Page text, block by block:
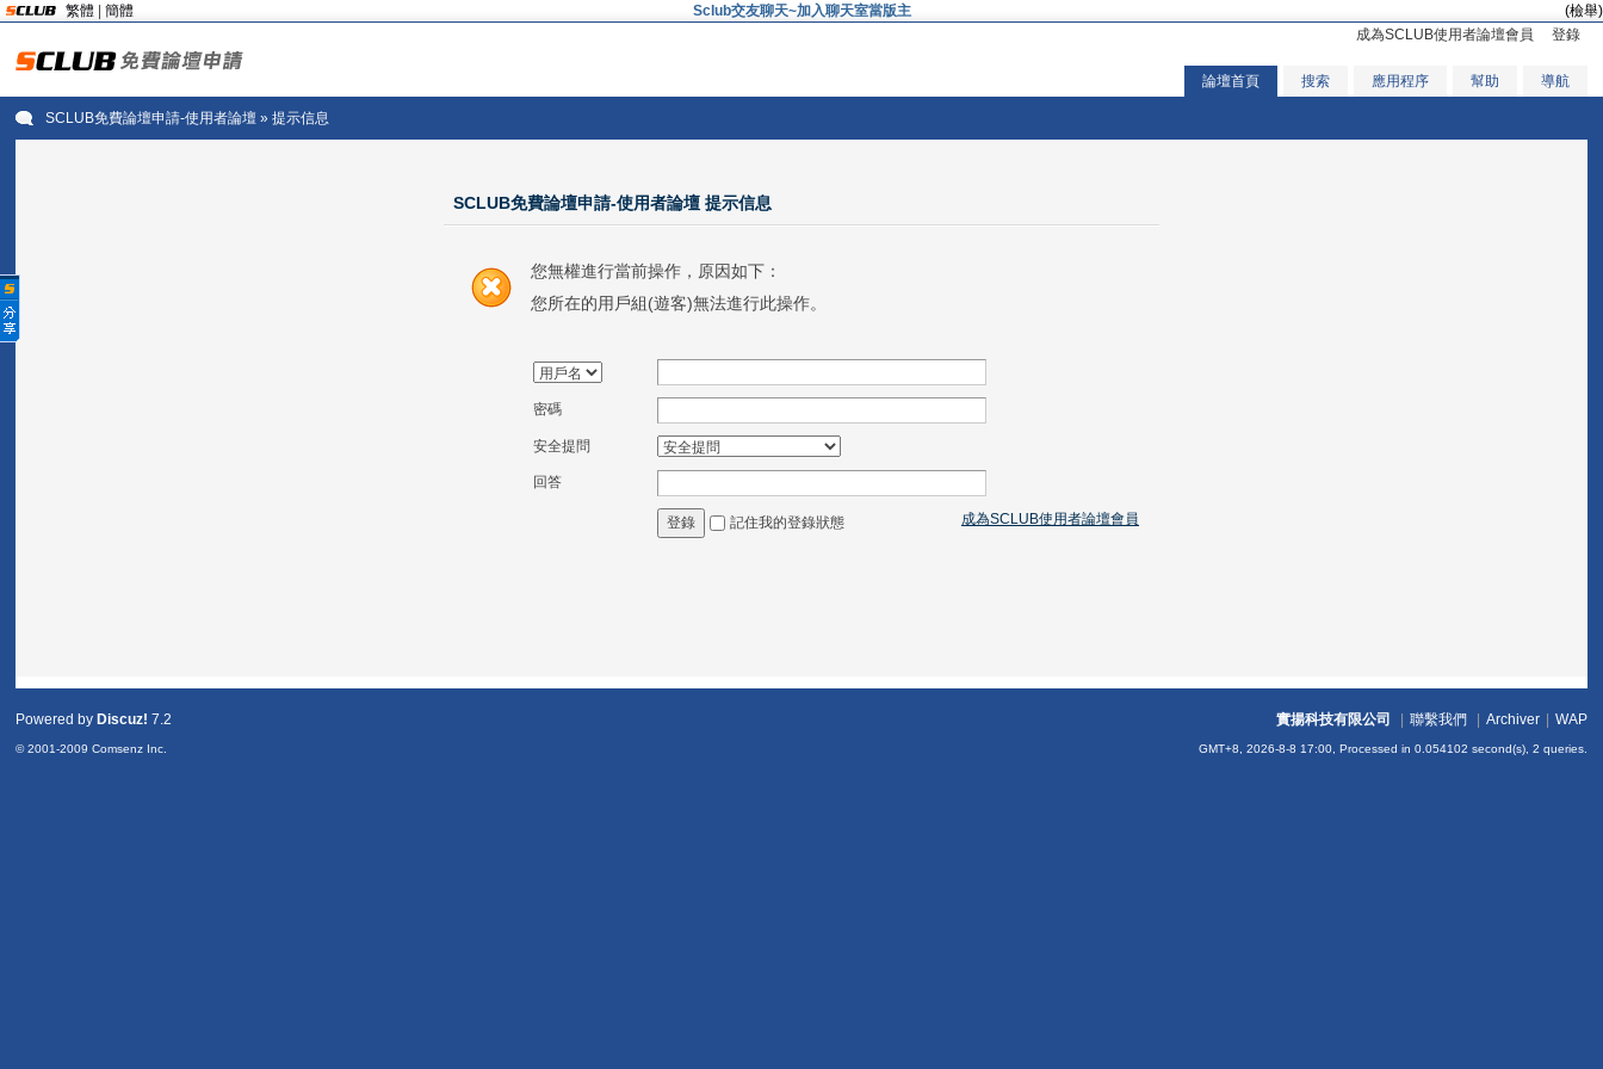
繁體 簡體 Sclub交友聊天~加入聊天室當版主
(檢舉)
成為SCLUB使用者論壇會員
登錄
論壇首頁 搜索 應用程序 幫助 導航
SCLUB免費論壇申請-使用者論壇 » 提示信息
SCLUB免費論壇申請-使用者論壇 提示信息
您無權進行當前操作，原因如下：
您所在的用戶組(遊客)無法進行此操作。
密碼
安全提問
回答
成為SCLUB使用者論壇會員
登錄 記住我的登錄狀態
實揚科技有限公司 聯繫我們 Archiver WAP
GMT+8, 2026-8-8 17:00, Processed in 0.054102 second(s), 2 queries.
Powered by Discuz! 7.2
© 2001-2009Comsenz Inc.